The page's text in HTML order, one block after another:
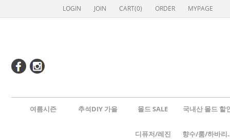
LOGIN JOIN CART(0) ORDER MYPAGE
여름시즌 추석DIY 가을 몰드 SALE 국내산 몰드 할
디퓨저/레진 향